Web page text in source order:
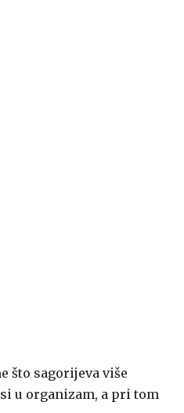
što sagorijeva više
u organizam, a pri tom